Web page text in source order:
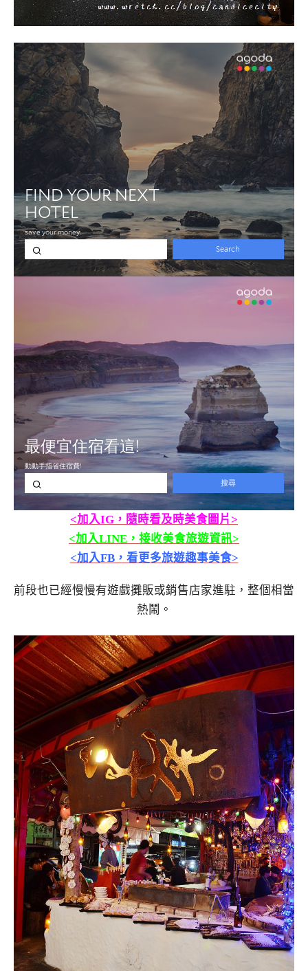
<加入IG，隨時看及時美食圖片>
<加入LINE，接收美食旅遊資訊>
<加入FB，看更多旅遊趣事美食>
前段也已經慢慢有遊戲攤販或銷售店家進駐，整個相當
熱鬧。